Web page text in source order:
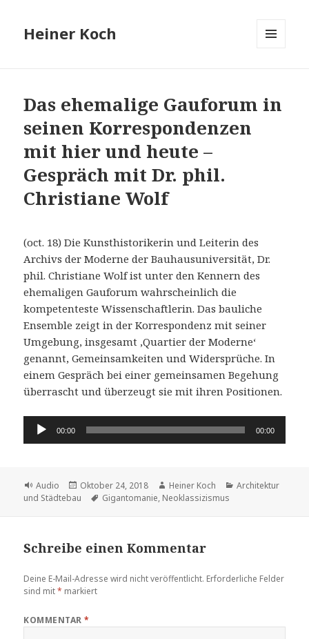
Heiner Koch
Das ehemalige Gauforum in
seinen Korrespondenzen
mit hier und heute –
Gespräch mit Dr. phil.
Christiane Wolf
(oct. 18) Die Kunsthistorikerin und Leiterin des
Archivs der Moderne der Bauhausuniversität, Dr.
phil. Christiane Wolf ist unter den Kennern des
ehemaligen Gauforum wahrscheinlich die
kompetenteste Wissenschaftlerin. Das bauliche
Ensemble zeigt in der Korrespondenz mit seiner
Umgebung, insgesamt ,Quartier der Moderne‘
genannt, Gemeinsamkeiten und Widersprüche. In
einem Gespräch bei einer gemeinsamen Begehung
überrascht und überzeugt sie mit ihren Positionen.
Audio-
Player
00:00 00:00
Format
Audio
Veröffentlicht
am
Oktober 24, 2018 Autor
Heiner Koch Kategorien
Architektur
und Städtebau
Schlagwörter
Gigantomanie, Neoklassizismus
Schreibe einen Kommentar
Deine E-Mail-Adresse wird nicht veröffentlicht. Erforderliche Felder
sind mit* markiert
KOMMENTAR*